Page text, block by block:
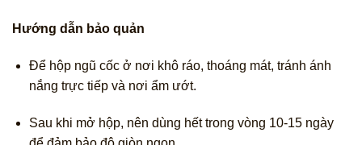
Hướng dẫn bảo quản
Để hộp ngũ cốc ở nơi khô ráo, thoáng mát, tránh ánh
nắng trực tiếp và nơi ẩm ướt.
Sau khi mở hộp, nên dùng hết trong vòng 10-15 ngày